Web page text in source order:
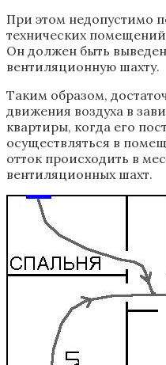
При этом недопустимо
технических
Он должен быть
вентиляционную шахту.
Таким образом,
движения воздуха в
квартиры, когда его
осуществляться в
отток происходить в
вентиляционных шахт.